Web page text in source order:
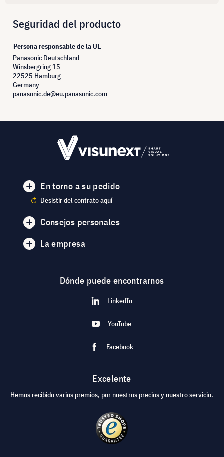
Seguridad del producto
Persona responsable de la UE
Panasonic Deutschland
Winsbergring 15
22525 Hamburg
Germany
panasonic.de@eu.panasonic.com
En torno a su pedido
Desistir del contrato aquí
Consejos personales
La empresa
Dónde puede encontrarnos
LinkedIn
YouTube
Facebook
Excelente
Hemos recibido varios premios, por nuestros precios y nuestro servicio.